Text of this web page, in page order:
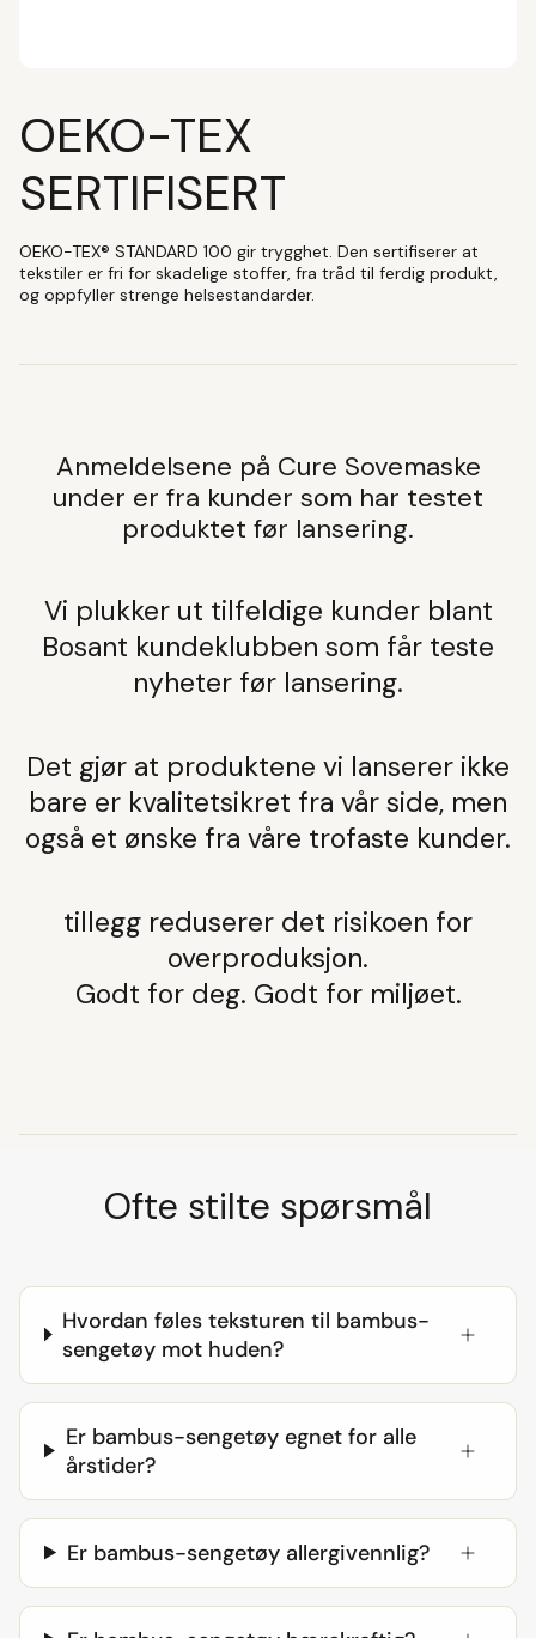
OEKO-TEX
SERTIFISERT
OEKO-TEX® STANDARD 100 gir trygghet. Den sertifiserer at
tekstiler er fri for skadelige stoffer, fra tråd til ferdig produkt,
og oppfyller strenge helsestandarder.
Anmeldelsene på Cure Sovemaske
under er fra kunder som har testet
produktet før lansering.
Vi plukker ut tilfeldige kunder blant
Bosant kundeklubben som får teste
nyheter før lansering.
Det gjør at produktene vi lanserer ikke
bare er kvalitetsikret fra vår side, men
også et ønske fra våre trofaste kunder.
tillegg reduserer det risikoen for
overproduksjon.
Godt for deg. Godt for miljøet.
Ofte stilte spørsmål
Hvordan føles teksturen til bambus-
sengetøy mot huden?
Er bambus-sengetøy egnet for alle
årstider?
Er bambus-sengetøy allergivennlig?